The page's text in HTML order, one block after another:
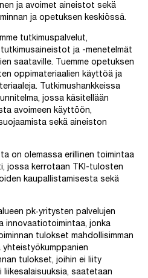
ja avoimet aineistot sekä
ja opetuksen keskiössä.
tutkimuspalvelut,
ja -menetelmät
saataville. Tuemme opetuksen
oppimateriaalien käyttöä ja
Tutkimushankkeissa
jossa käsitellään
avoimeen käyttöön,
sekä aineiston
on olemassa erillinen toimintaa
jossa kerrotaan TKI-tulosten
kaupallistamisesta sekä
pk‐yritysten palvelujen
innovaatiotoimintaa, jonka
tulokset mahdollisimman
tulokset, joihin ei liity
liikesalaisuuksia, saatetaan